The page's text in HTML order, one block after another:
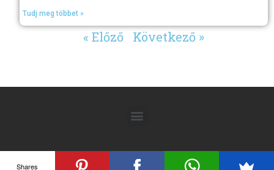
Tudj meg többet »
« Előző Következő »
Shares